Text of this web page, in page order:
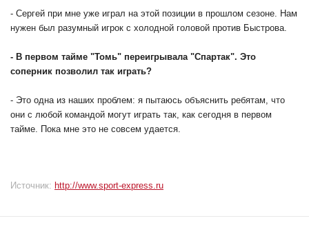
- Сергей при мне уже играл на этой позиции в прошлом сезоне. Нам
нужен был разумный игрок с холодной головой против Быстрова.
- В первом тайме "Томь" переигрывала "Спартак". Это
соперник позволил так играть?
- Это одна из наших проблем: я пытаюсь объяснить ребятам, что
они с любой командой могут играть так, как сегодня в первом
тайме. Пока мне это не совсем удается.
Источник: http://www.sport-express.ru